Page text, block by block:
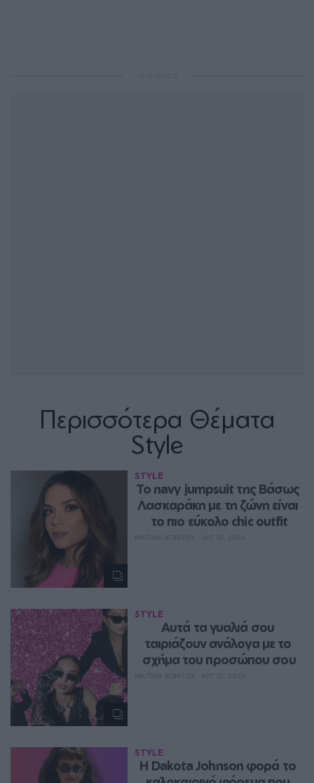
Περισσότερα Θέματα
Style
STYLE
Το navy jumpsuit της Βάσως
Λασκαράκη με τη ζώνη είναι
το πιο εύκολο chic outfit
STYLE
Αυτά τα γυαλιά σου
ταιριάζουν ανάλογα με το
σχήμα του προσώπου σου
STYLE
Η Dakota Johnson φορά το